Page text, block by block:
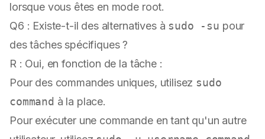
lorsque vous êtes en mode root.
Q6 : Existe-t-il des alternatives à sudo -su pour
des tâches spécifiques ?
R : Oui, en fonction de la tâche :
Pour des commandes uniques, utilisez sudo
command à la place.
Pour exécuter une commande en tant qu'un autre